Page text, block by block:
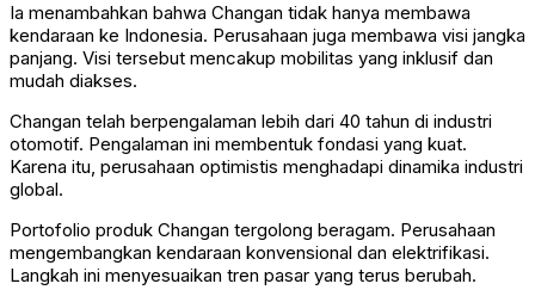
Ia menambahkan bahwa Changan tidak hanya membawa
kendaraan ke Indonesia. Perusahaan juga membawa visi jangka
panjang. Visi tersebut mencakup mobilitas yang inklusif dan
mudah diakses.
Changan telah berpengalaman lebih dari 40 tahun di industri
otomotif. Pengalaman ini membentuk fondasi yang kuat.
Karena itu, perusahaan optimistis menghadapi dinamika industri
global.
Portofolio produk Changan tergolong beragam. Perusahaan
mengembangkan kendaraan konvensional dan elektrifikasi.
Langkah ini menyesuaikan tren pasar yang terus berubah.